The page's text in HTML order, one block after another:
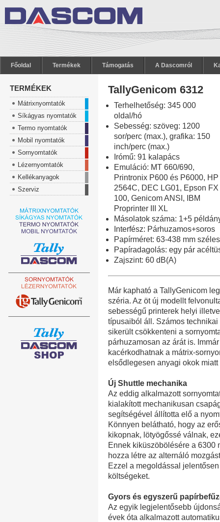
Főoldal Termékek Támogatás A Dascomról
TERMÉKEK
Mátrixnyomtatók
Síkágyas nyomtatók
Termo nyomtatók
Mobil nyomtatók
Sornyomtatók
Lézernyomtatók
Kellékanyagok
Szerviz
TallyGenicom 6312
Terhelhetőség: 345 000
oldal/hó
Sebesség: szöveg: 1200
sor/perc (max.), grafika: 150
inch/perc (max.)
Irómű: 91 kalapács
Emuláció: MT 660/690,
Printronix P600 és P6000, HP
2564C, DEC LG01, Epson FX
100, Genicom ANSI, IBM
Proprinter III XL
Másolatok száma: 1+5
Interfész: Párhuzamos+soros
Papírméret: 63-438 mm
Papíradagolás: egy pár
Zajszint: 60 dB(A)
Már kapható a TallyGenicom
széria. Az öt új modellt
sebességű printerek helyi
típusaiból áll. Számos
sikerült csökkenteni a
párhuzamosan az árát is.
kacérkodhatnak a mátrix-
elsődlegesen anyagi okok miatt
Új Shuttle mechanika
Az eddig alkalmazott
kialakított mechanikusan
segítségével állította elő a
Könnyen belátható, hogy az
kikopnak, lötyögőssé válnak,
Ennek kiküszöbölésére a 6300
hozza létre az alternáló
Ezzel a megoldással
költségeket.
Gyors és egyszerű
Az egyik legjelentősebb
évek óta alkalmazott